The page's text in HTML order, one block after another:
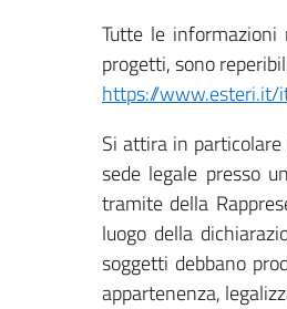
Tutte le
progetti, sono
https://www.esteri.it/
Si attira in
sede legale presso
tramite della
luogo della
soggetti debbano
appartenenza,